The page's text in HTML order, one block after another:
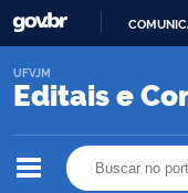
Editais e
UFVJM